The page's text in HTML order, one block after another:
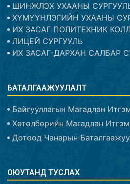
ШИНЖЛЭХ УХААНЫ
ХҮМҮҮНЛЭГИЙН УХААНЫ
ИХ ЗАСАГ ПОЛИТЕХНИК
ЛИЦЕЙ СУРГУУЛЬ
ИХ ЗАСАГ-ДАРХАН САЛБАР
БАТАЛГААЖУУЛАЛТ
Байгууллагын Магадлан
Хөтөлбөрийн Магадлан
Дотоод Чанарын
ОЮУТАНД ТУСЛАХ